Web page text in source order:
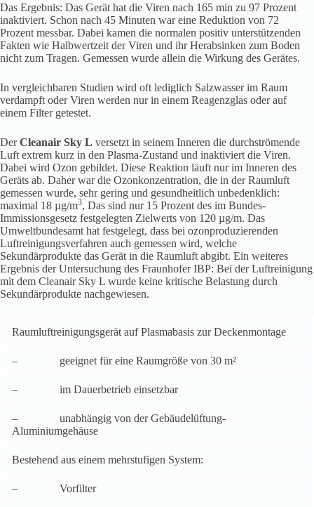
Das Ergebnis: Das Gerät hat die Viren nach 165 min zu 97 Prozent
inaktiviert. Schon nach 45 Minuten war eine Reduktion von 72
Prozent messbar. Dabei kamen die normalen positiv unterstützenden
Fakten wie Halbwertzeit der Viren und ihr Herabsinken zum Boden
nicht zum Tragen. Gemessen wurde allein die Wirkung des Gerätes.
In vergleichbaren Studien wird oft lediglich Salzwasser im Raum
verdampft oder Viren werden nur in einem Reagenzglas oder auf
einem Filter getestet.
DerCleanair Sky L versetzt in seinem Inneren die durchströmende
Luft extrem kurz in den Plasma-Zustand und inaktiviert die Viren.
Dabei wird Ozon gebildet. Diese Reaktion läuft nur im Inneren des
Geräts ab. Daher war die Ozonkonzentration, die in der Raumluft
gemessen wurde, sehr gering und gesundheitlich unbedenklich:
maximal 18 µg/m3, Das sind nur 15 Prozent des im Bundes-
Immissionsgesetz festgelegten Zielwerts von 120 µg/m. Das
Umweltbundesamt hat festgelegt, dass bei ozonproduzierenden
Luftreinigungsverfahren auch gemessen wird, welche
Sekundärprodukte das Gerät in die Raumluft abgibt. Ein weiteres
Ergebnis der Untersuchung des Fraunhofer IBP: Bei der Luftreinigung
mit dem Cleanair Sky L wurde keine kritische Belastung durch
Sekundärprodukte nachgewiesen.
Raumluftreinigungsgerät auf Plasmabasis zur Deckenmontage
– geeignet für eine Raumgröße von 30 m²
– im Dauerbetrieb einsetzbar
– unabhängig von der Gebäudelüftung-
Aluminiumgehäuse
Bestehend aus einem mehrstufigen System:
– Vorfilter